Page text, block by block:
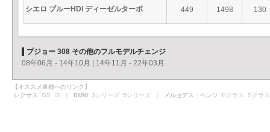
シエロ ブルーHDi ディーゼルターボ 449 1498 130
プジョー 308 その他のフルモデルチェンジ
08年06月 - 14年10月
14年11月 - 22年03月
【オススメ車種へのリンク】
レクサス GS IS ｜ BMW 3シリーズ 5シリーズ ｜ メルセデス・ベンツ Eクラス Sクラス